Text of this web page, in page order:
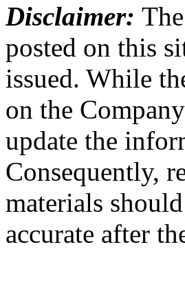
Disclaimer:
posted on this
issued. While
on the
update the
Consequently,
materials
accurate after